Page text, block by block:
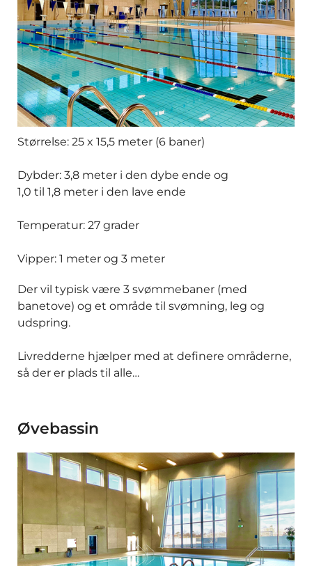
Størrelse: 25 x 15,5 meter (6 baner)
Dybder: 3,8 meter i den dybe ende og
1,0 til 1,8 meter i den lave ende
Temperatur: 27 grader
Vipper: 1 meter og 3 meter
Der vil typisk være 3 svømmebaner (med
banetove) og et område til svømning, leg og
udspring.
Livredderne hjælper med at definere områderne,
så der er plads til alle…
Øvebassin